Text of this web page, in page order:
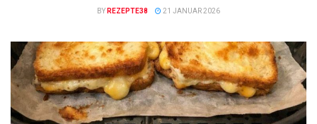
BY REZEPTE38 21 JANUAR 2026